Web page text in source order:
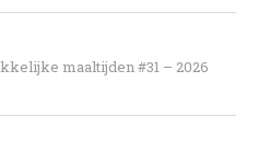
maaltijden #31 – 2026